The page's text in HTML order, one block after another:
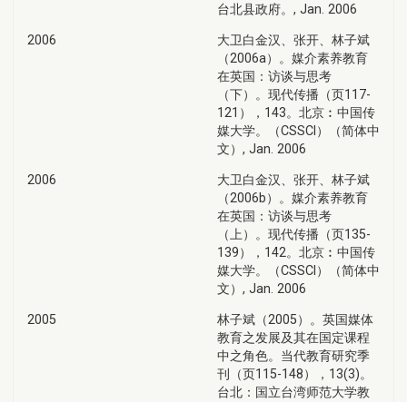
台北县政府。, Jan. 2006
2006
大卫白金汉、张开、林子斌
（2006a）。媒介素养教育
在英国：访谈与思考
（下）。现代传播（页117-
121），143。北京︰中国传
媒大学。（CSSCI）（简体中
文）, Jan. 2006
2006
大卫白金汉、张开、林子斌
（2006b）。媒介素养教育
在英国：访谈与思考
（上）。现代传播（页135-
139），142。北京︰中国传
媒大学。（CSSCI）（简体中
文）, Jan. 2006
2005
林子斌（2005）。英国媒体
教育之发展及其在国定课程
中之角色。当代教育研究季
刊（页115-148），13(3)。
台北：国立台湾师范大学教